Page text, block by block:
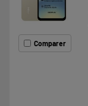
Comparer